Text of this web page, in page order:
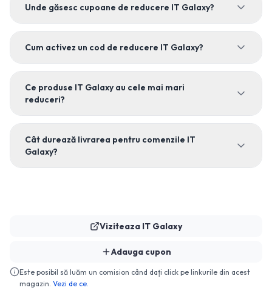
Viziteaza IT Galaxy
Adauga cupon
Este posibil să luăm un comision când dați click pe linkurile din acest
magazin. Vezi de ce.
Unde găsesc cupoane de reducere IT Galaxy?
Cum activez un cod de reducere IT Galaxy?
Ce produse IT Galaxy au cele mai mari
reduceri?
Cât durează livrarea pentru comenzile IT
Galaxy?